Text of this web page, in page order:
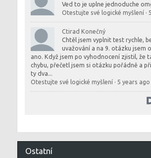
Ved to je uplne jednoduche
Otestujte své logické myšlení·
Ctirad Konečný
Chtěl jsem vyplnit test rychle,
uvažování a na 9. otázku jsem
ano. Když jsem po vyhodnocení zjistil, že
chybu, přečetl jsem si otázku pořádně a
ty dva...
Otestujte své logické myšlení· 5 years ago
Ostatní